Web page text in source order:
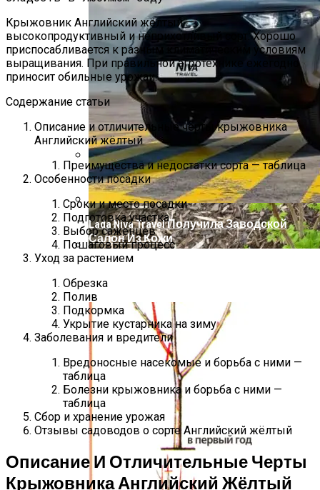
Малину Осенью
Список Вещей Для Новорожденного На
Первые Месяцы Жизни
Lada Niva Travel Получила Заводской
Салон Из Кожи
Крыжовник Английский жёлтый —
высокопродуктивный и неприхотливый сорт. Хорошо
приспосабливается к разным климатическим условиям
выращивания. При правильной агротехнике ежегодно
приносит обильные урожаи.
Содержание статьи
Описание и отличительные черты крыжовника
Английский жёлтый
Преимущества и недостатки сорта — таблица
Особенности посадки
Сроки и место посадки
Подготовка участка
Выбор саженцев
Пошаговый процесс
Уход за растением
Обрезка
Полив
Подкормка
Укрытие кустарника на зиму
Заболевания и вредители
Вредоносные насекомые и борьба с ними —
таблица
Болезни крыжовника и борьба с ними —
таблица
Сбор и хранение урожая
Отзывы садоводов о сорте Английский жёлтый
Описание И Отличительные Черты
Крыжовника Английский Жёлтый